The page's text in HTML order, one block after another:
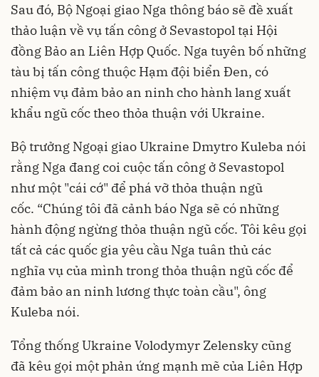
Sau đó, Bộ Ngoại giao Nga thông báo sẽ đề xuất
thảo luận về vụ tấn công ở Sevastopol tại Hội
đồng Bảo an Liên Hợp Quốc. Nga tuyên bố những
tàu bị tấn công thuộc Hạm đội biển Đen, có
nhiệm vụ đảm bảo an ninh cho hành lang xuất
khẩu ngũ cốc theo thỏa thuận với Ukraine.
Bộ trưởng Ngoại giao Ukraine Dmytro Kuleba nói
rằng Nga đang coi cuộc tấn công ở Sevastopol
như một "cái cớ" để phá vỡ thỏa thuận ngũ
cốc. “Chúng tôi đã cảnh báo Nga sẽ có những
hành động ngừng thỏa thuận ngũ cốc. Tôi kêu gọi
tất cả các quốc gia yêu cầu Nga tuân thủ các
nghĩa vụ của mình trong thỏa thuận ngũ cốc để
đảm bảo an ninh lương thực toàn cầu", ông
Kuleba nói.
Tổng thống Ukraine Volodymyr Zelensky cũng
đã kêu gọi một phản ứng mạnh mẽ của Liên Hợp